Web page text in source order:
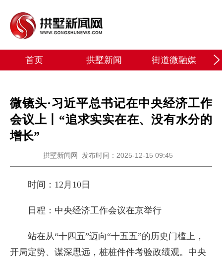
首页 拱墅新闻 街道微融媒
微镜头·习近平总书记在中央经济工作
会议上丨“追求实实在在、没有水分的
增长”
拱墅新闻网 发布时间：2025-12-15 09:45
时间：12月10日
日程：中央经济工作会议在京举行
站在从“十四五”迈向“十五五”的历史门槛上，
开局定势、谋深思远，桩桩件件考验政绩观。中央